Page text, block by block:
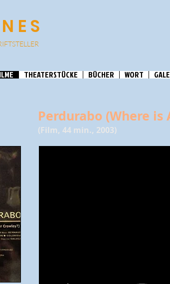
TSTELLER
THEATERSTÜCKE BÜCHER WORT
Perdurabo (Where is
(Film, 44 min., 2003)